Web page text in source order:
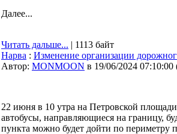
Далее...
Читать дальше... | 1113 байт
Нарва : Изменение организации
Автор: MONMOON в 19/06/2024 07:10:00
22 июня в 10 утра на Петровской
автобусы, направляющиеся на границу,
пункта можно будет дойти по периметру